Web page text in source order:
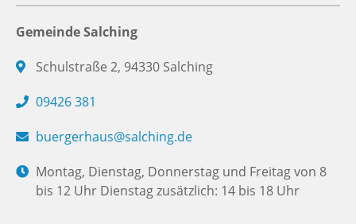
Gemeinde Salching
Schulstraße 2, 94330 Salching
09426 381
buergerhaus@salching.de
Montag, Dienstag, Donnerstag und Freitag von 8
bis 12 Uhr Dienstag zusätzlich: 14 bis 18 Uhr